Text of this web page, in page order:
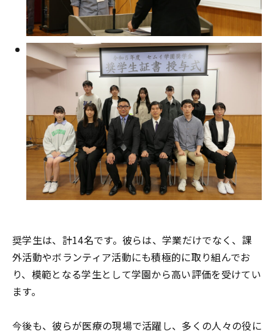
奨学生は、計14名です。彼らは、学業だけでなく、課
外活動やボランティア活動にも積極的に取り組んでお
り、模範となる学生として学園から高い評価を受けてい
ます。
今後も、彼らが医療の現場で活躍し、多くの人々の役に